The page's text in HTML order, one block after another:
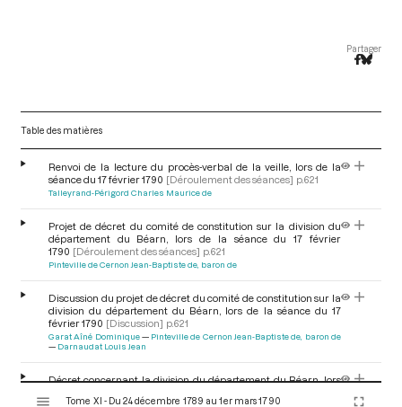
Partager
Table des matières
Renvoi de la lecture du procès-verbal de la veille, lors de la
séance du 17 février 1790 [Déroulement des séances] p.621
Talleyrand-Périgord Charles Maurice de
Projet de décret du comité de constitution sur la division du
département du Béarn, lors de la séance du 17 février
1790 [Déroulement des séances] p.621
Pinteville de Cernon Jean-Baptiste de, baron de
Discussion du projet de décret du comité de constitution sur la
division du département du Béarn, lors de la séance du 17
février 1790 [Discussion] p.621
Garat Aîné Dominique
Pinteville de Cernon Jean-Baptiste de, baron de
Darnaudat Louis Jean
Décret concernant la division du département du Béarn, lors
Tome XI - Du 24 décembre 1789 au 1er mars 1790